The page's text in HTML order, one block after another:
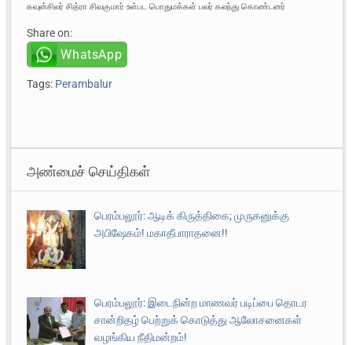
கவுன்சிலர் சித்ரா சிவகுமார் உள்பட பொதுமக்கள் பலர் கலந்து கொண்டனர்
Share on:
WhatsApp
Tags: Perambalur
அண்மைச் செய்திகள்
பெரம்பலூர்: ஆடிக் கிருத்திகை; முருகனுக்கு
அபிஷேகம்! மகாதீபாராதனை!!
பெரம்பலூர்: இடைநின்ற மாணவர் படிப்பை தொடர
சான்றிதழ் பெற்றுக் கொடுத்து ஆலோசனைகள்
வழங்கிய நீதிமன்றம்!